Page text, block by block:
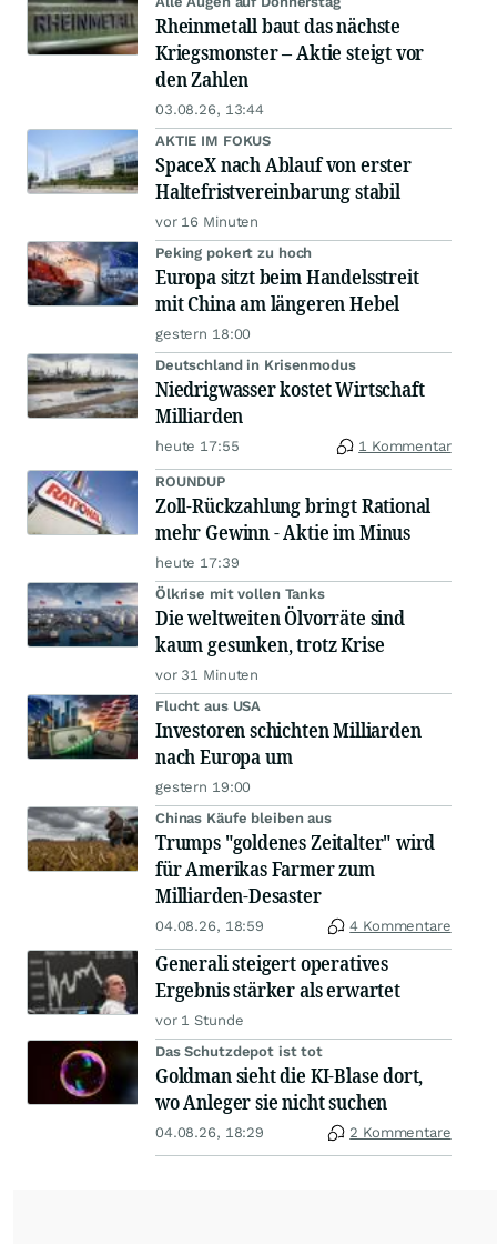
Rheinmetall baut das nächste
Kriegsmonster – Aktie steigt vor
den Zahlen
03.08.26, 13:44
AKTIE IM FOKUS
SpaceX nach Ablauf von erster
Haltefristvereinbarung stabil
vor 16 Minuten
Peking pokert zu hoch
Europa sitzt beim Handelsstreit
mit China am längeren Hebel
gestern 18:00
Deutschland in Krisenmodus
Niedrigwasser kostet Wirtschaft
Milliarden
heute 17:55 1 Kommentar
ROUNDUP
Zoll-Rückzahlung bringt Rational
mehr Gewinn - Aktie im Minus
heute 17:39
Ölkrise mit vollen Tanks
Die weltweiten Ölvorräte sind
kaum gesunken, trotz Krise
vor 31 Minuten
Flucht aus USA
Investoren schichten Milliarden
nach Europa um
gestern 19:00
Chinas Käufe bleiben aus
Trumps "goldenes Zeitalter" wird
für Amerikas Farmer zum
Milliarden-Desaster
04.08.26, 18:59 4 Kommentare
Generali steigert operatives
Ergebnis stärker als erwartet
vor 1 Stunde
Das Schutzdepot ist tot
Goldman sieht die KI-Blase dort,
wo Anleger sie nicht suchen
04.08.26, 18:29 2 Kommentare